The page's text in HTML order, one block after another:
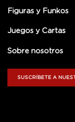
Figuras y Funkos
Juegos y Cartas
Sobre nosotros
SUSCRÍBETE A